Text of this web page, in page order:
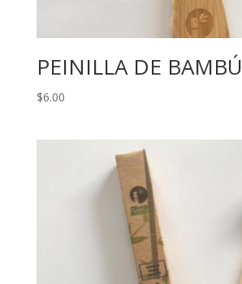
PEINILLA DE BAMBÚ
$6.00